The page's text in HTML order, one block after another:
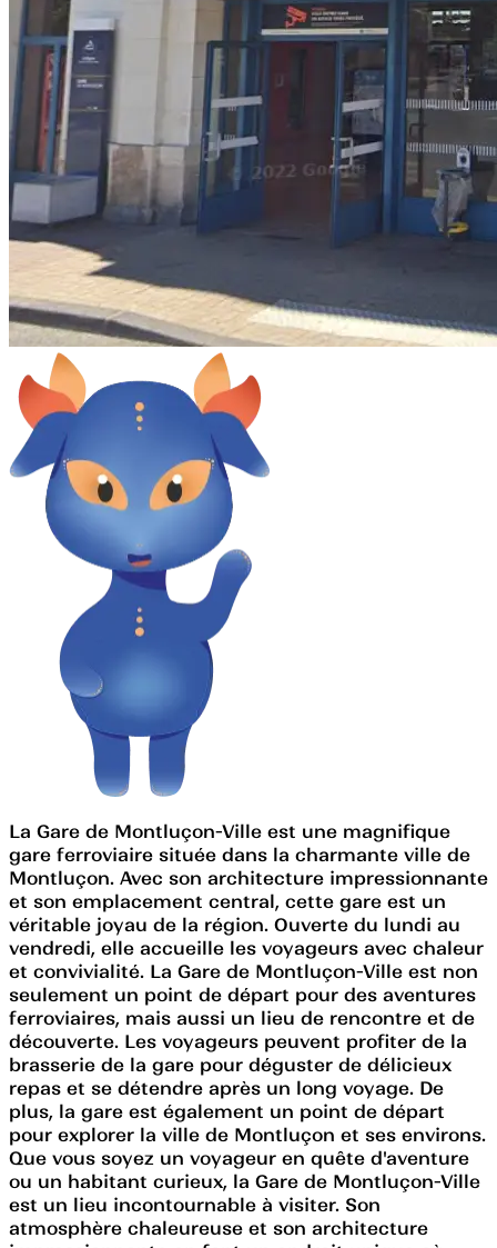
La Gare de Montluçon-Ville est une magnifique
gare ferroviaire située dans la charmante ville de
Montluçon. Avec son architecture impressionnante
et son emplacement central, cette gare est un
véritable joyau de la région. Ouverte du lundi au
vendredi, elle accueille les voyageurs avec chaleur
et convivialité. La Gare de Montluçon-Ville est non
seulement un point de départ pour des aventures
ferroviaires, mais aussi un lieu de rencontre et de
découverte. Les voyageurs peuvent profiter de la
brasserie de la gare pour déguster de délicieux
repas et se détendre après un long voyage. De
plus, la gare est également un point de départ
pour explorer la ville de Montluçon et ses environs.
Que vous soyez un voyageur en quête d'aventure
ou un habitant curieux, la Gare de Montluçon-Ville
est un lieu incontournable à visiter. Son
atmosphère chaleureuse et son architecture